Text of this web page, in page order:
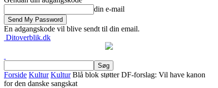
din e-mail
En adgangskode vil blive sendt til din email.
Ditoverblik.dk
Forside Kultur Kultur Blå blok støtter DF-forslag: Vil have kanon
for den danske sangskat